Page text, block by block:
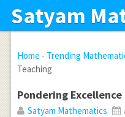
Satyam
Home - Trending
Teaching
Pondering
Satyam Mathematics